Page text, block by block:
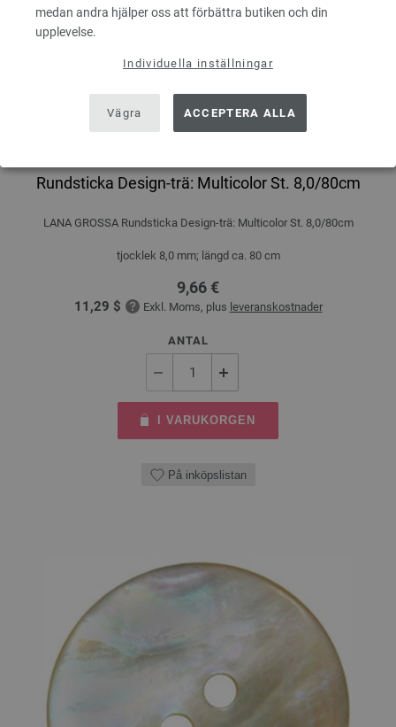
medan andra hjälper oss att förbättra butiken och din
upplevelse.
Individuella inställningar
Vägra ACCEPTERA ALLA
Rundsticka Design-trä: Multicolor St. 8,0/80cm
LANA GROSSA Rundsticka Design-trä: Multicolor St. 8,0/80cm
tjocklek 8,0 mm; längd ca. 80 cm
9,66 €
11,29 $ Exkl. Moms, plus leveranskostnader
ANTAL
I VARUKORGEN
På inköpslistan